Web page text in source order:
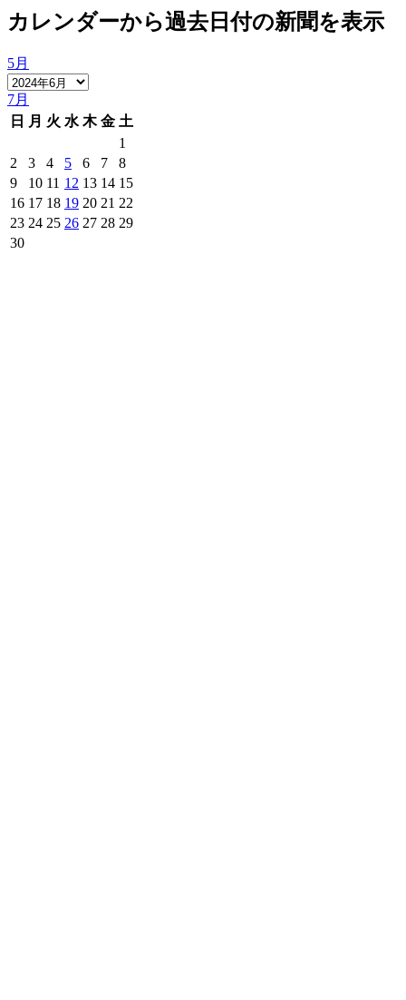
カレンダーから過去日付の新聞を表示
5月
7月
日
月 火 水 木 金 土
1
2
3 4 5 6 7
8
9
10 11 12 13 14 15
16 17 18 19 20 21 22
23 24 25 26 27 28 29
30